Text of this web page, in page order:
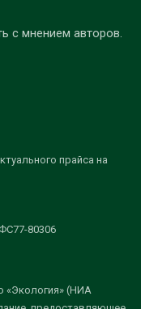
с мнением авторов.
прайса на
80306
«Экология» (НИА